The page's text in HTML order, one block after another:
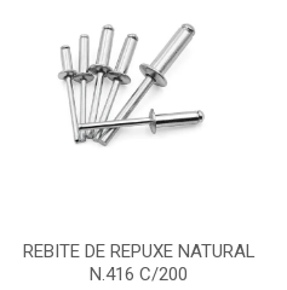
REBITE DE REPUXE NATURAL
N.416 C/200